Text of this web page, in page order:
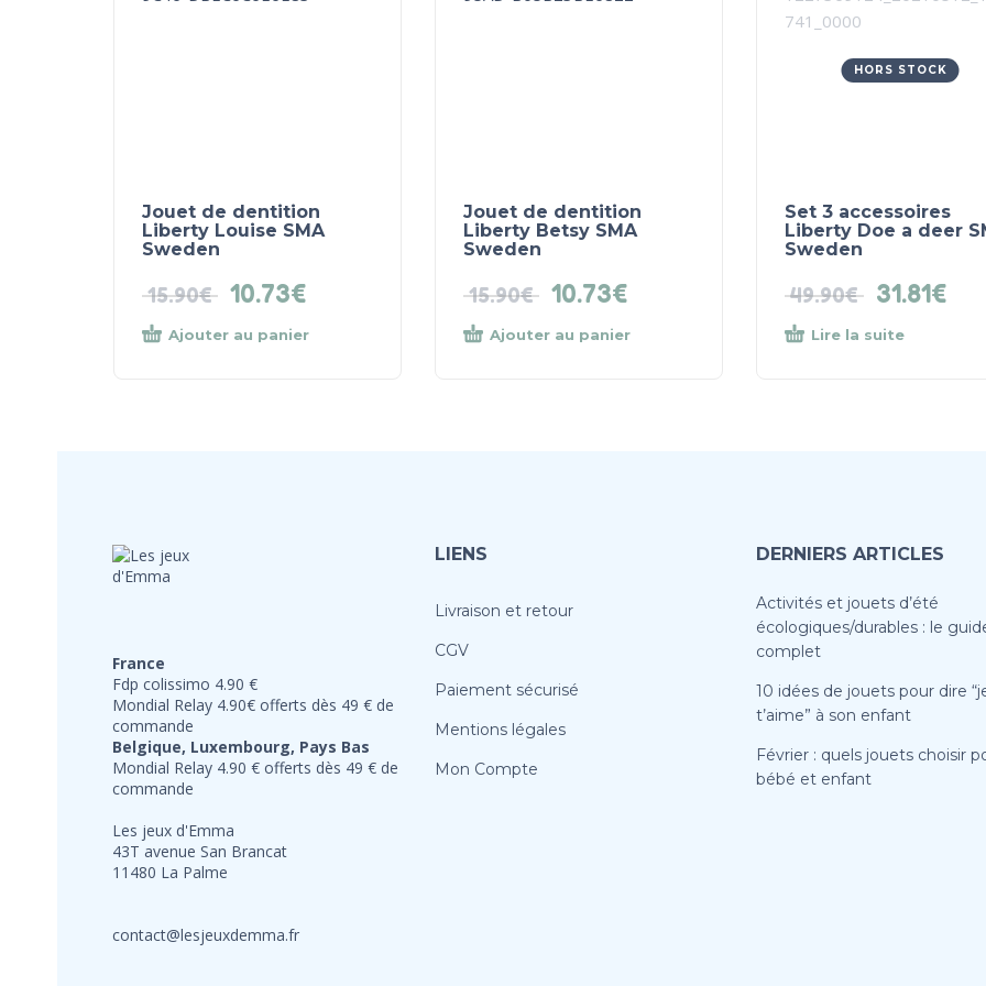
Jouet de dentition
Liberty Louise SMA
Sweden
15.90€ 10.73€
Ajouter au panier
Jouet de dentition
Liberty Betsy SMA
Sweden
15.90€ 10.73€
Ajouter au panier
HORS STOCK
Set 3 accessoires
Liberty Doe a deer
Sweden
49.90€ 31.81€
Lire la suite
France
Fdp colissimo 4.90 €
Mondial Relay 4.90€ offerts dès 49 € de
commande
Belgique, Luxembourg, Pays Bas
Mondial Relay 4.90 € offerts dès 49 € de
commande
Les jeux d'Emma
43T avenue San Brancat
11480 La Palme
contact@lesjeuxdemma.fr
LIENS
Livraison et retour
CGV
Paiement sécurisé
Mentions légales
Mon Compte
DERNIERS ARTICLES
Activités et jouets d’été
écologiques/durables : le
complet
10 idées de jouets pour dire
t’aime” à son enfant
Février : quels jouets choisir
bébé et enfant